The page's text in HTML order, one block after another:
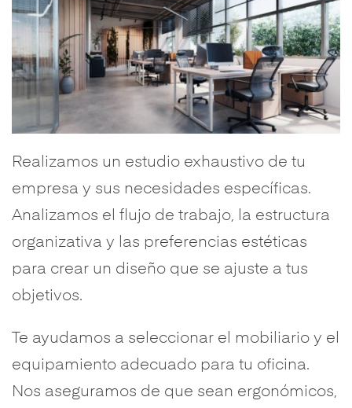
Realizamos un estudio exhaustivo de tu
empresa y sus necesidades específicas.
Analizamos el flujo de trabajo, la estructura
organizativa y las preferencias estéticas
para crear un diseño que se ajuste a tus
objetivos.
Te ayudamos a seleccionar el mobiliario y el
equipamiento adecuado para tu oficina.
Nos aseguramos de que sean ergonómicos,